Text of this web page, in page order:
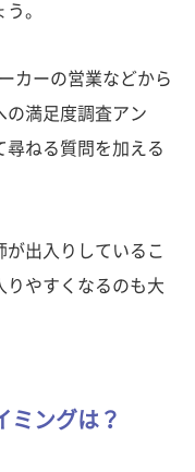
。
カーの営業などから
の満足度調査アン
尋ねる質問を加える
が出入りしているこ
りやすくなるのも大
ミングは？